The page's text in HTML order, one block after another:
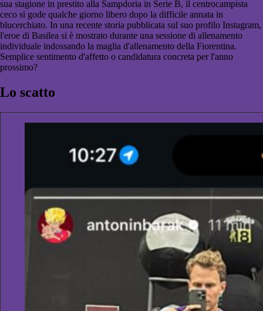
sua stagione in prestito alla Sampdoria in Serie B, il centrocampista
ceco si gode qualche giorno libero dopo la difficile annata in
blucerchiato. In una recente storia pubblicata sul suo profilo Instagram,
l'eroe di Basilea si è mostrato durante una sessione di allenamento
individuale indossando la maglia d'allenamento della Fiorentina.
Semplice sentimento d'affetto o candidatura concreta per l'anno
prossimo?
Lo scatto